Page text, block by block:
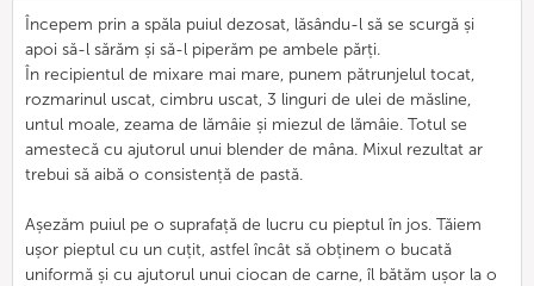
Începem prin a spăla puiul dezosat, lăsându-l să se scurgă și
apoi să-l sărăm și să-l piperăm pe ambele părți.
În recipientul de mixare mai mare, punem pătrunjelul tocat,
rozmarinul uscat, cimbru uscat, 3 linguri de ulei de măsline,
untul moale, zeama de lămâie și miezul de lămâie. Totul se
amestecă cu ajutorul unui blender de mâna. Mixul rezultat ar
trebui să aibă o consistență de pastă.
Așezăm puiul pe o suprafață de lucru cu pieptul în jos. Tăiem
ușor pieptul cu un cuțit, astfel încât să obținem o bucată
uniformă și cu ajutorul unui ciocan de carne, îl bătăm ușor la o